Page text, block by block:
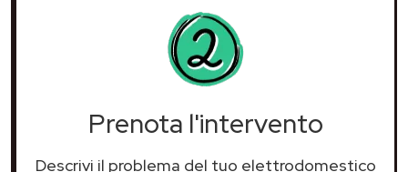
Prenota l'intervento
Descrivi il problema del tuo elettrodomestico